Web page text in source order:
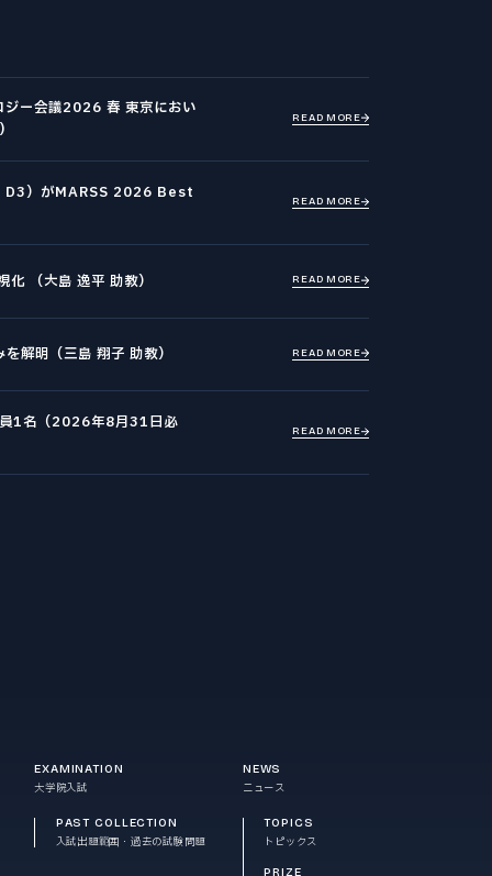
ジー会議2026 春 東京におい
READ MORE
D3）がMARSS 2026 Best READ MORE
（大島 逸平 助教） READ MORE
解明（三島 翔子 助教） READ MORE
員1名（2026年8月31日必 READ MORE
EXAMINATION
大学院入試
PAST COLLECTION
入試出題範囲・過去の試験問題
NEWS
ニュース
TOPICS
トピックス
PRIZE